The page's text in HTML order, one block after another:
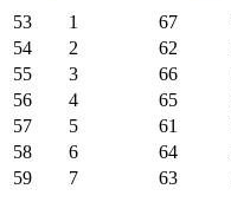
53 1 67
54
2 62
55
3 66
56
4 65
57
5 61
58
6 64
59
7 63